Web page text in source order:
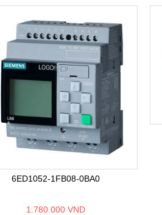
6ED1052-1FB08-0BA0
1.780.000 VND